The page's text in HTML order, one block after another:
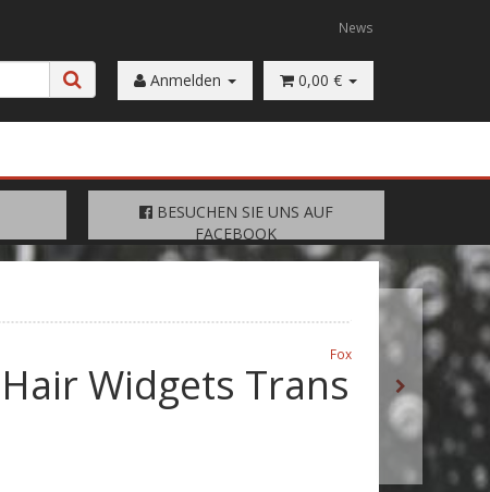
News
Anmelden 0,00 €
BESUCHEN SIE UNS AUF
FACEBOOK
BESUCHEN SIE UNS AUF
FACEBOOK
Fox
Widgets Trans